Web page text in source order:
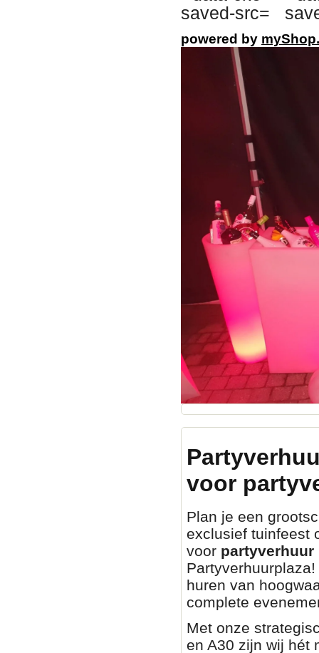
powered by
voor
Plan je een
exclusief tuinfeest
voor partyverhuur
huren van
complete
Met onze
en A30 zijn wij hét